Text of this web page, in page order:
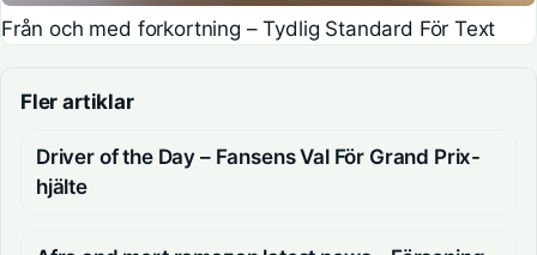
Från och med forkortning – Tydlig Standard För Text
Fler artiklar
Driver of the Day – Fansens Val För Grand Prix-
hjälte